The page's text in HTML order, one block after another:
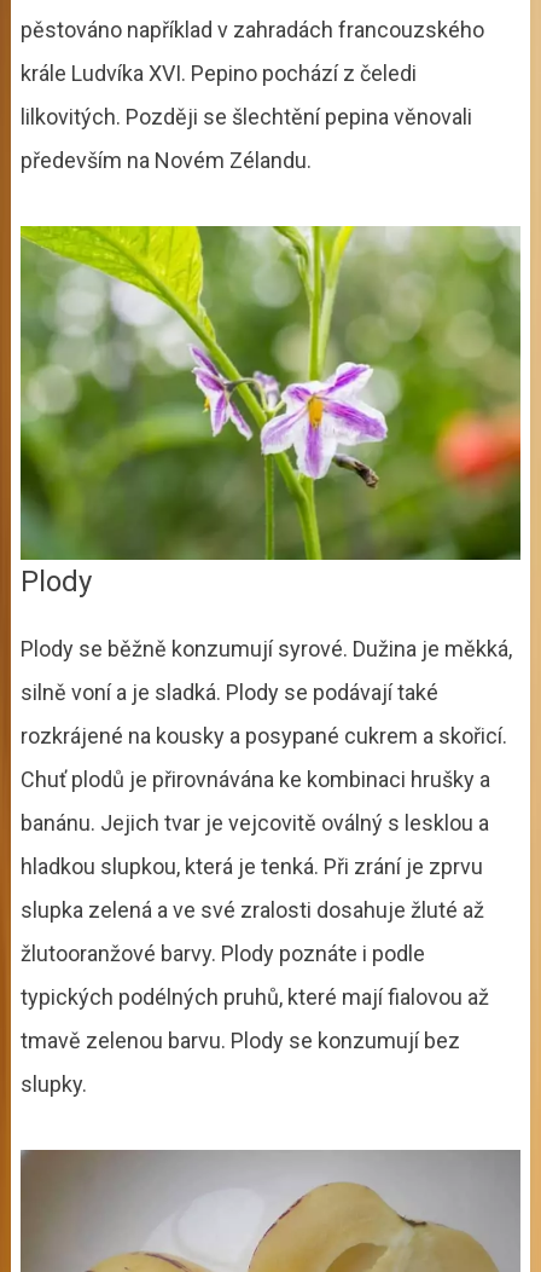
pěstováno například v zahradách francouzského
krále Ludvíka XVI. Pepino pochází z čeledi
lilkovitých. Později se šlechtění pepina věnovali
především na Novém Zélandu.
Plody
Plody se běžně konzumují syrové. Dužina je měkká,
silně voní a je sladká. Plody se podávají také
rozkrájené na kousky a posypané cukrem a skořicí.
Chuť plodů je přirovnávána ke kombinaci hrušky a
banánu. Jejich tvar je vejcovitě oválný s lesklou a
hladkou slupkou, která je tenká. Při zrání je zprvu
slupka zelená a ve své zralosti dosahuje žluté až
žlutooranžové barvy. Plody poznáte i podle
typických podélných pruhů, které mají fialovou až
tmavě zelenou barvu. Plody se konzumují bez
slupky.